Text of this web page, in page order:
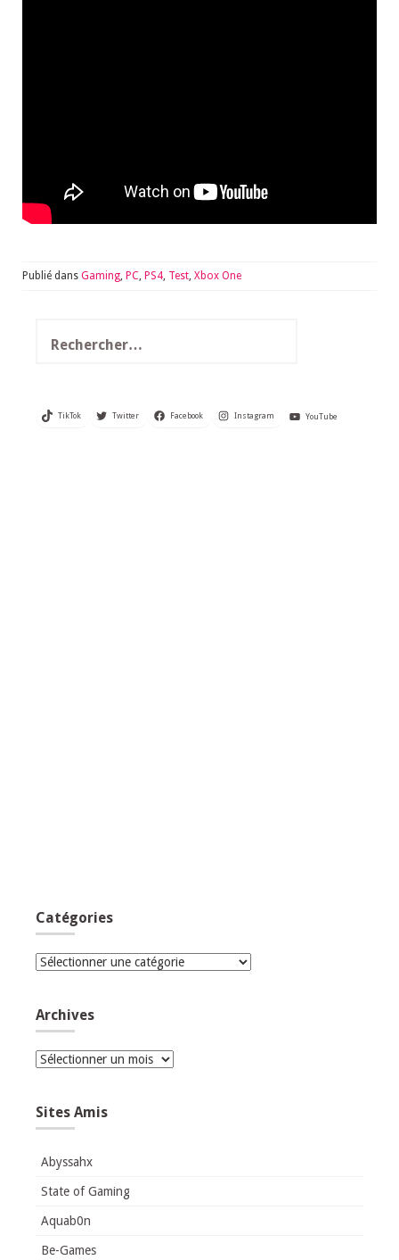
Publié dans Gaming, PC, PS4, Test, Xbox One
TikTok Twitter Facebook Instagram YouTube
Catégories
Catégories
Archives
Archives
Sites Amis
Abyssahx
State of Gaming
Aquab0n
Be-Games